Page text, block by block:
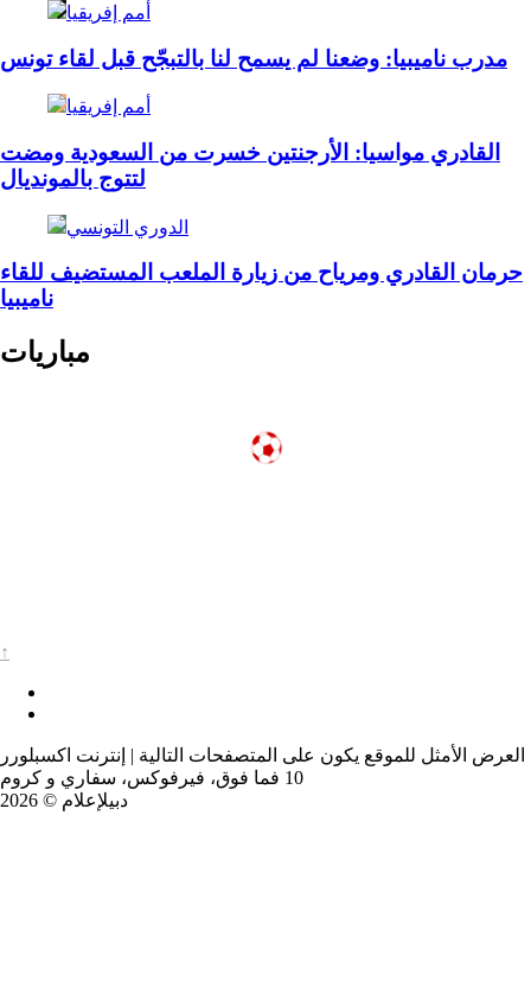
أمم إفريقيا
مدرب ناميبيا: وضعنا لم يسمح لنا بالتبجّح قبل لقاء تونس
أمم إفريقيا
القادري مواسيا: الأرجنتين خسرت من السعودية ومضت
لتتوج بالمونديال
الدوري التونسي
حرمان القادري ومرياح من زيارة الملعب المستضيف للقاء
ناميبيا
مباريات
↑
العرض الأمثل للموقع يكون على المتصفحات التالية | إنترنت اكسبلورر
10 فما فوق، فيرفوكس، سفاري و كروم
دبيلإعلام © 2026